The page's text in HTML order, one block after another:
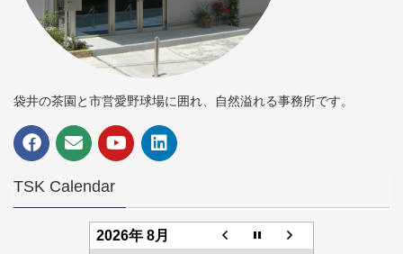
袋井の茶園と市営愛野球場に囲れ、自然溢れる事務所です。
TSK Calendar
2026年 8月